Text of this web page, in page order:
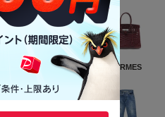
CHANEL HERMES